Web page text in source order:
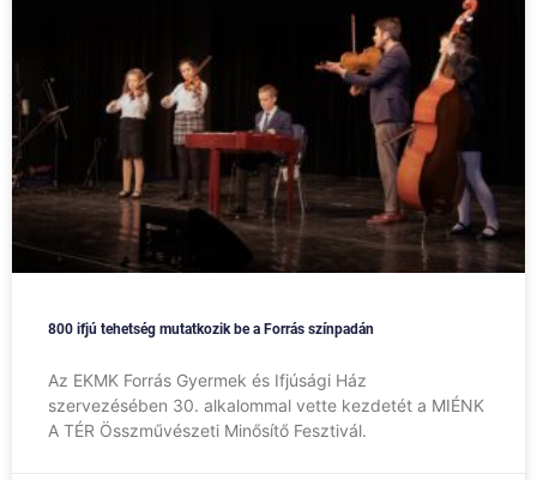
800 ifjú tehetség mutatkozik be a Forrás színpadán
Az EKMK Forrás Gyermek és Ifjúsági Ház
szervezésében 30. alkalommal vette kezdetét a MIÉNK
A TÉR Összművészeti Minősítő Fesztivál.